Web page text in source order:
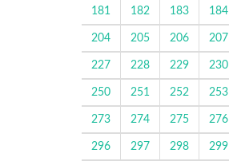
181 182 183 184
204 205 206 207
227 228 229 230
250 251 252 253
273 274 275 276
296 297 298 299